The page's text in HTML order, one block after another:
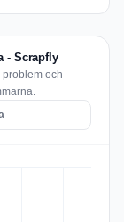
- Scrapfly
och